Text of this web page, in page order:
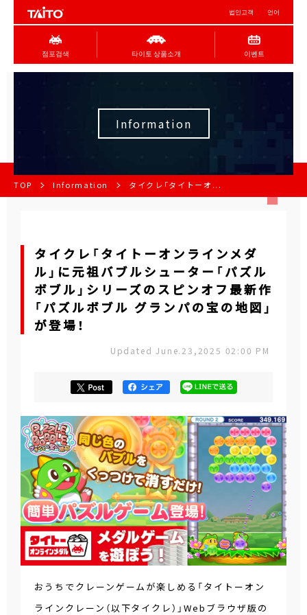
법인고객 언어
점포검색 타이토 상품소개 이벤트
Information
TOP Information タイクレ「タイトーオ...
タイクレ「タイトーオンラインメダ
ル」に元祖バブルシューター「パズル
ボブル」シリーズのスピンオフ最新作
「パズルボブル グランパの宝の地図」
が登場！
Updated June.23,2025 02:00 PM
おうちでクレーンゲームが楽しめる「タイトーオン
ラインクレーン（以下タイクレ）」Webブラウザ版の